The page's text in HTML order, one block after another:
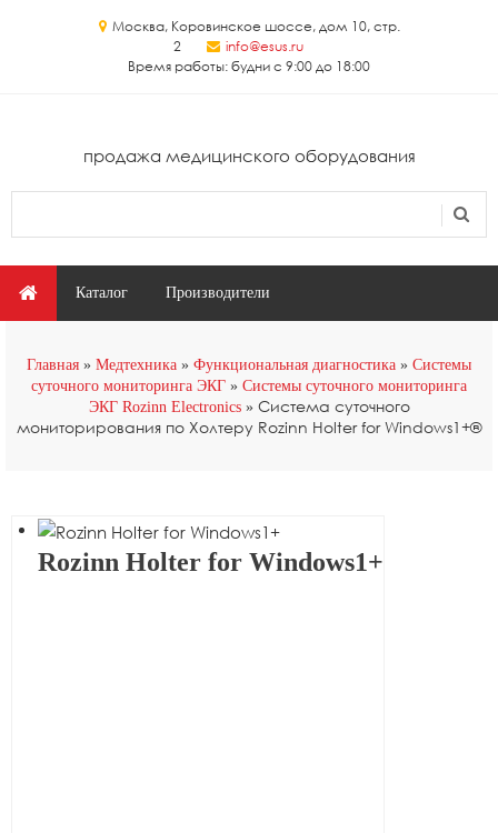
Москва, Коровинское шоссе, дом 10, стр.
2
info@esus.ru
Время работы: будни с 9:00 до 18:00
продажа медицинского оборудования
Главное меню
Каталог Производители
Главная Медтехника Функциональная диагностика
Системы
суточного мониторинга ЭКГ
Системы суточного мониторинга
ЭКГ Rozinn Electronics
Система суточного
мониторирования по Холтеру Rozinn Holter for Windows1+®
Rozinn Holter for Windows1+